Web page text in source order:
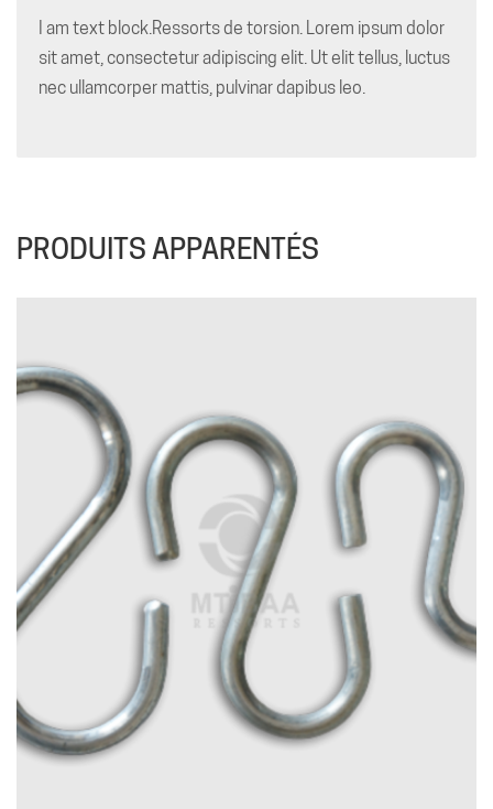
I am text block.Ressorts de torsion. Lorem ipsum dolor
sit amet, consectetur adipiscing elit. Ut elit tellus, luctus
nec ullamcorper mattis, pulvinar dapibus leo.
PRODUITS APPARENTÉS